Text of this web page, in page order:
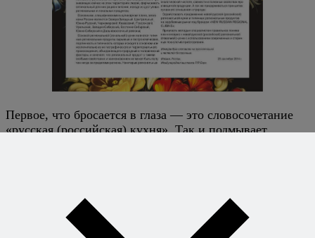
Первое, что бросается в глаза — это словосочетание
«русская (российская) кухня». Так и подмывает
формулировка в первом же его предложении
подрывает доверие ко всему документу в целом.